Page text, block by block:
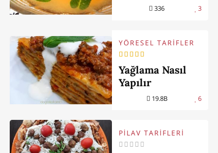
336 3
YÖRESEL TARİFLER
Yağlama Nasıl
Yapılır
19.8B 6
PİLAV TARİFLERİ